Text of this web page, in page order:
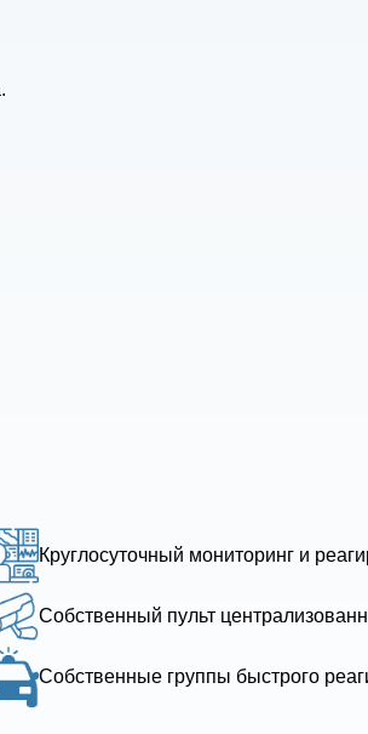
Круглосуточный мониторинг и
Собственный пульт
Собственные группы быстрого